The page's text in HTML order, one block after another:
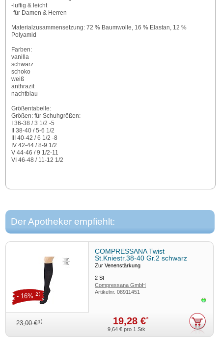
-luftig & leicht
-für Damen & Herren
Materialzusammensetzung: 72 % Baumwolle, 16 % Elastan, 12 %
Polyamid
Farben:
vanilla
schwarz
schoko
weiß
anthrazit
nachtblau
Größentabelle:
Größen: für Schuhgrößen:
I 36-38 / 3 1/2 -5
II 38-40 / 5-6 1/2
III 40-42 / 6 1/2 -8
IV 42-44 / 8-9 1/2
V 44-46 / 9 1/2-11
VI 46-48 / 11-12 1/2
Der Apotheker empfiehlt:
COMPRESSANA Twist
St.Kniestr.38-40 Gr.2 schwarz
Zur Venenstärkung
2St
Compressana GmbH
Artikelnr.08911451
23,00 €4) 19,28 €*
- 16% 2)
9,64 € pro 1 Stk